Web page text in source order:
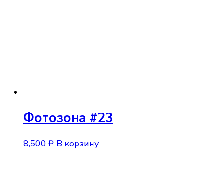
Фотозона #23
8,500 ₽ В корзину